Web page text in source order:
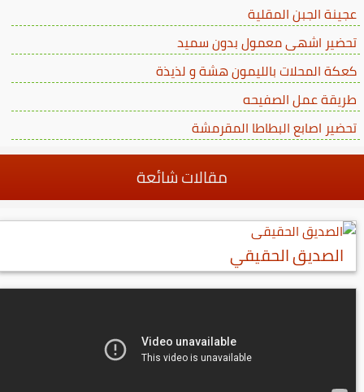
عجينة الجبن المقلية
تحضير اشهى معمول بدون سميد
كعكة المحلات بالليمون هشة و لذيذة
طريقة عمل الصفيحه
تحضير اصابع البطاطا المقرمشة
مقالات شائعة
الصديق الحقيقي